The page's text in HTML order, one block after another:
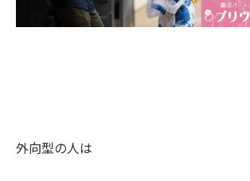
外向型の人は